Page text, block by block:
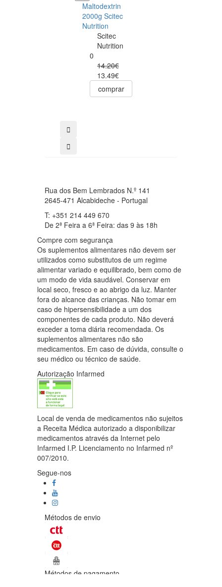
Maltodextrin
2000g Scitec
Nutrition
Scitec
Nutrition
0
14.20€
13.49€
comprar
Rua dos Bem Lembrados N.º 141
2645-471 Alcabideche - Portugal
T: +351 214 449 670
De 2ª Feira a 6ª Feira: das 9 às 18h
Compre com segurança
Os suplementos alimentares não devem ser
utilizados como substitutos de um regime
alimentar variado e equilibrado, bem como de
um modo de vida saudável. Conservar em
local seco, fresco e ao abrigo da luz. Manter
fora do alcance das crianças. Não tomar em
caso de hipersensibilidade a um dos
componentes de cada produto. Não deverá
exceder a toma diária recomendada. Os
suplementos alimentares não são
medicamentos. Em caso de dúvida, consulte o
seu médico ou técnico de saúde.
Autorização Infarmed
Local de venda de medicamentos não sujeitos
a Receita Médica autorizado a disponibilizar
medicamentos através da Internet pelo
Infarmed I.P. Licenciamento no Infarmed nº
007/2010.
Segue-nos
Métodos de envio
Métodos de pagamento